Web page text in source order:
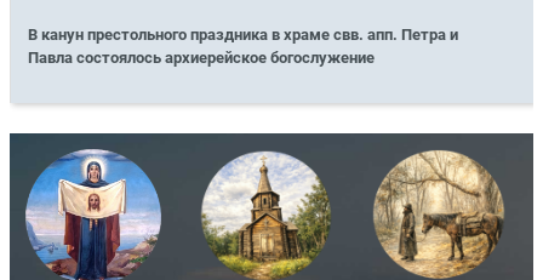
В канун престольного праздника в храме свв. апп. Петра и
Павла состоялось архиерейское богослужение